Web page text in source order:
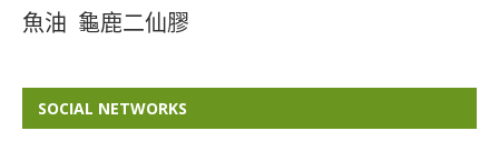
魚油 龜鹿二仙膠
SOCIAL NETWORKS